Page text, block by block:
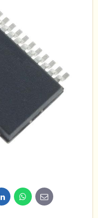
LinkedInWhatsApp
E-
mail